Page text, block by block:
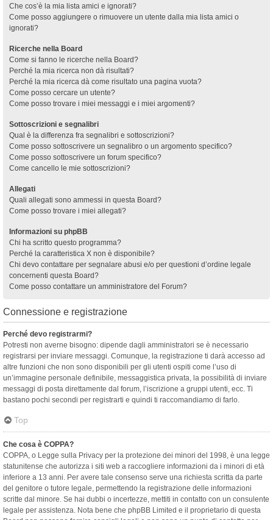
Che cos’è la mia lista amici e ignorati?
Come posso aggiungere o rimuovere un utente dalla mia lista amici o
ignorati?
Ricerche nella Board
Come si fanno le ricerche nella Board?
Perché la mia ricerca non dà risultati?
Perché la mia ricerca dà come risultato una pagina vuota?
Come posso cercare un utente?
Come posso trovare i miei messaggi e i miei argomenti?
Sottoscrizioni e segnalibri
Qual è la differenza fra segnalibri e sottoscrizioni?
Come posso sottoscrivere un segnalibro o un argomento specifico?
Come posso sottoscrivere un forum specifico?
Come cancello le mie sottoscrizioni?
Allegati
Quali allegati sono ammessi in questa Board?
Come posso trovare i miei allegati?
Informazioni su phpBB
Chi ha scritto questo programma?
Perché la caratteristica X non è disponibile?
Chi devo contattare per segnalare abusi e/o per questioni d’ordine legale
concernenti questa Board?
Come posso contattare un amministratore del Forum?
Connessione e registrazione
Perché devo registrarmi?
Potresti non averne bisogno: dipende dagli amministratori se è necessario
registrarsi per inviare messaggi. Comunque, la registrazione ti darà accesso ad
altre funzioni che non sono disponibili per gli utenti ospiti come l’uso di
un’immagine personale definibile, messaggistica privata, la possibilità di inviare
messaggi di posta direttamente dal forum, l’iscrizione a gruppi utenti, ecc. Ti
bastano pochi secondi per registrarti e quindi ti raccomandiamo di farlo.
Top
Che cosa è COPPA?
COPPA, o Legge sulla Privacy per la protezione dei minori del 1998, è una legge
statunitense che autorizza i siti web a raccogliere informazioni da i minori di età
inferiore a 13 anni. Per avere tale consenso serve una richiesta scritta da parte
del genitore o tutore legale, permettendo la registrazione delle informazioni
scritte dal minore. Se hai dubbi o incertezze, mettiti in contatto con un consulente
legale per assistenza. Nota bene che phpBB Limited e il proprietario di questa